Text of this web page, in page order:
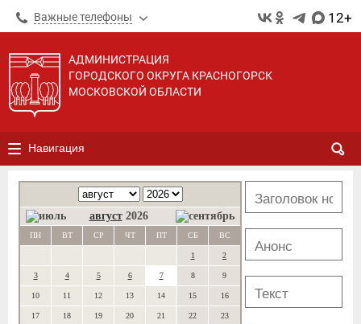
Важные телефоны 12+
АДМИНИСТРАЦИЯ
ГОРОДСКОГО ОКРУГА КРАСНОГОРСК
МОСКОВСКОЙ ОБЛАСТИ
Навигация
август 2026
ПН ВТ СР ЧТ ПТ СБ ВС
1 2
3 4 5 6 7 8 9
10 11 12 13 14 15 16
17 18 19 20 21 22 23